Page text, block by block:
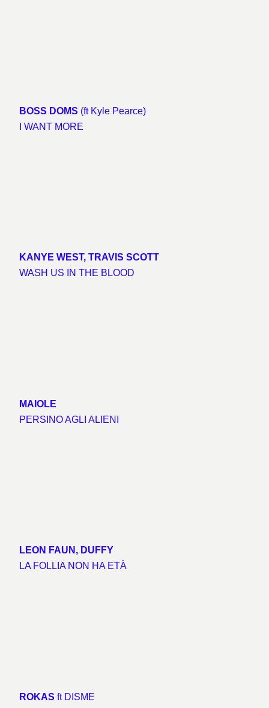
BOSS DOMS (ft Kyle Pearce)
I WANT MORE
KANYE WEST, TRAVIS SCOTT
WASH US IN THE BLOOD
MAIOLE
PERSINO AGLI ALIENI
LEON FAUN, DUFFY
LA FOLLIA NON HA ETÀ
ROKAS ft DISME